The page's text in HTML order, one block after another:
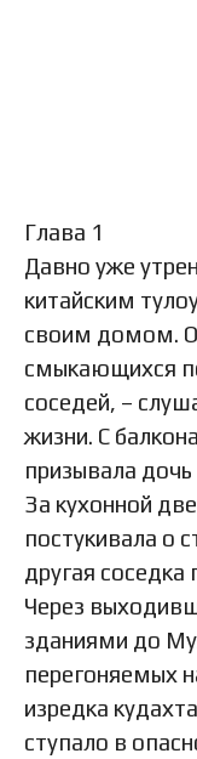
Глава 1
Давно уже
китайским
своим домом.
смыкающихся
соседей, –
жизни. С
призывала
За кухонной
постукивала о
другая
Через
зданиями до
перегоняемых
изредка
ступало в